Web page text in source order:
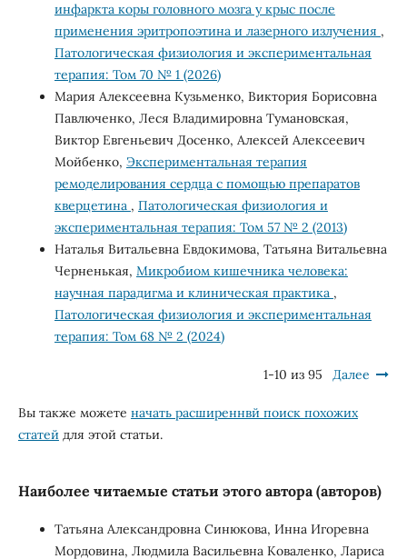
инфаркта коры головного мозга у крыс после
применения эритропоэтина и лазерного излучения ,
Патологическая физиология и экспериментальная
терапия: Том 70 № 1 (2026)
Мария Алексеевна Кузьменко, Виктория Борисовна
Павлюченко, Леся Владимировна Тумановская,
Виктор Евгеньевич Досенко, Алексей Алексеевич
Мойбенко, Экспериментальная терапия
ремоделирования cердца с помощью препаратов
кверцетина , Патологическая физиология и
экспериментальная терапия: Том 57 № 2 (2013)
Наталья Витальевна Евдокимова, Татьяна Витальевна
Черненькая, Микробиом кишечника человека:
научная парадигма и клиническая практика ,
Патологическая физиология и экспериментальная
терапия: Том 68 № 2 (2024)
1-10 из 95 Далее
Вы также можете начать расширеннвй поиск похожих
статей для этой статьи.
Наиболее читаемые статьи этого автора (авторов)
Татьяна Александровна Синюкова, Инна Игоревна
Мордовина, Людмила Васильевна Коваленко, Лариса